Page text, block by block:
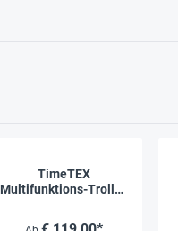
TimeTEX
Multifunktions-Trolley